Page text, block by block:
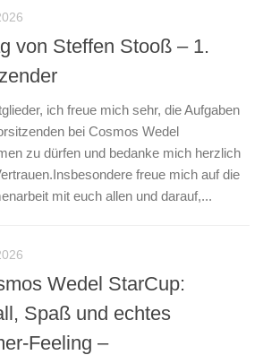
von Steffen Stooß – 1.
ich freue mich sehr, die Aufgaben
bei Cosmos Wedel
zu dürfen und bedanke mich herzlich
freue mich auf die
mit euch allen und darauf,...
Wedel StarCup:
Spaß und echtes
Feeling –